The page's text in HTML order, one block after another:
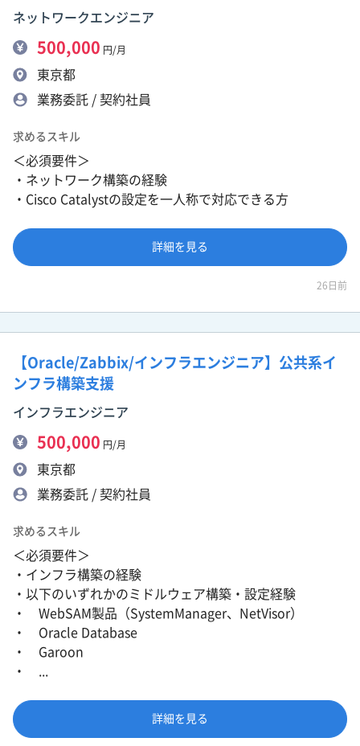
ネットワークエンジニア
500,000 円/月
東京都
業務委託 / 契約社員
求めるスキル
＜必須要件＞
・ネットワーク構築の経験
・Cisco Catalystの設定を一人称で対応できる方
詳細を見る
26日前
【Oracle/Zabbix/インフラエンジニア】公共系イ
ンフラ構築支援
インフラエンジニア
500,000 円/月
東京都
業務委託 / 契約社員
求めるスキル
＜必須要件＞
・インフラ構築の経験
・以下のいずれかのミドルウェア構築・設定経験
・ WebSAM製品（SystemManager、NetVisor）
・ Oracle Database
・ Garoon
・ ...
詳細を見る